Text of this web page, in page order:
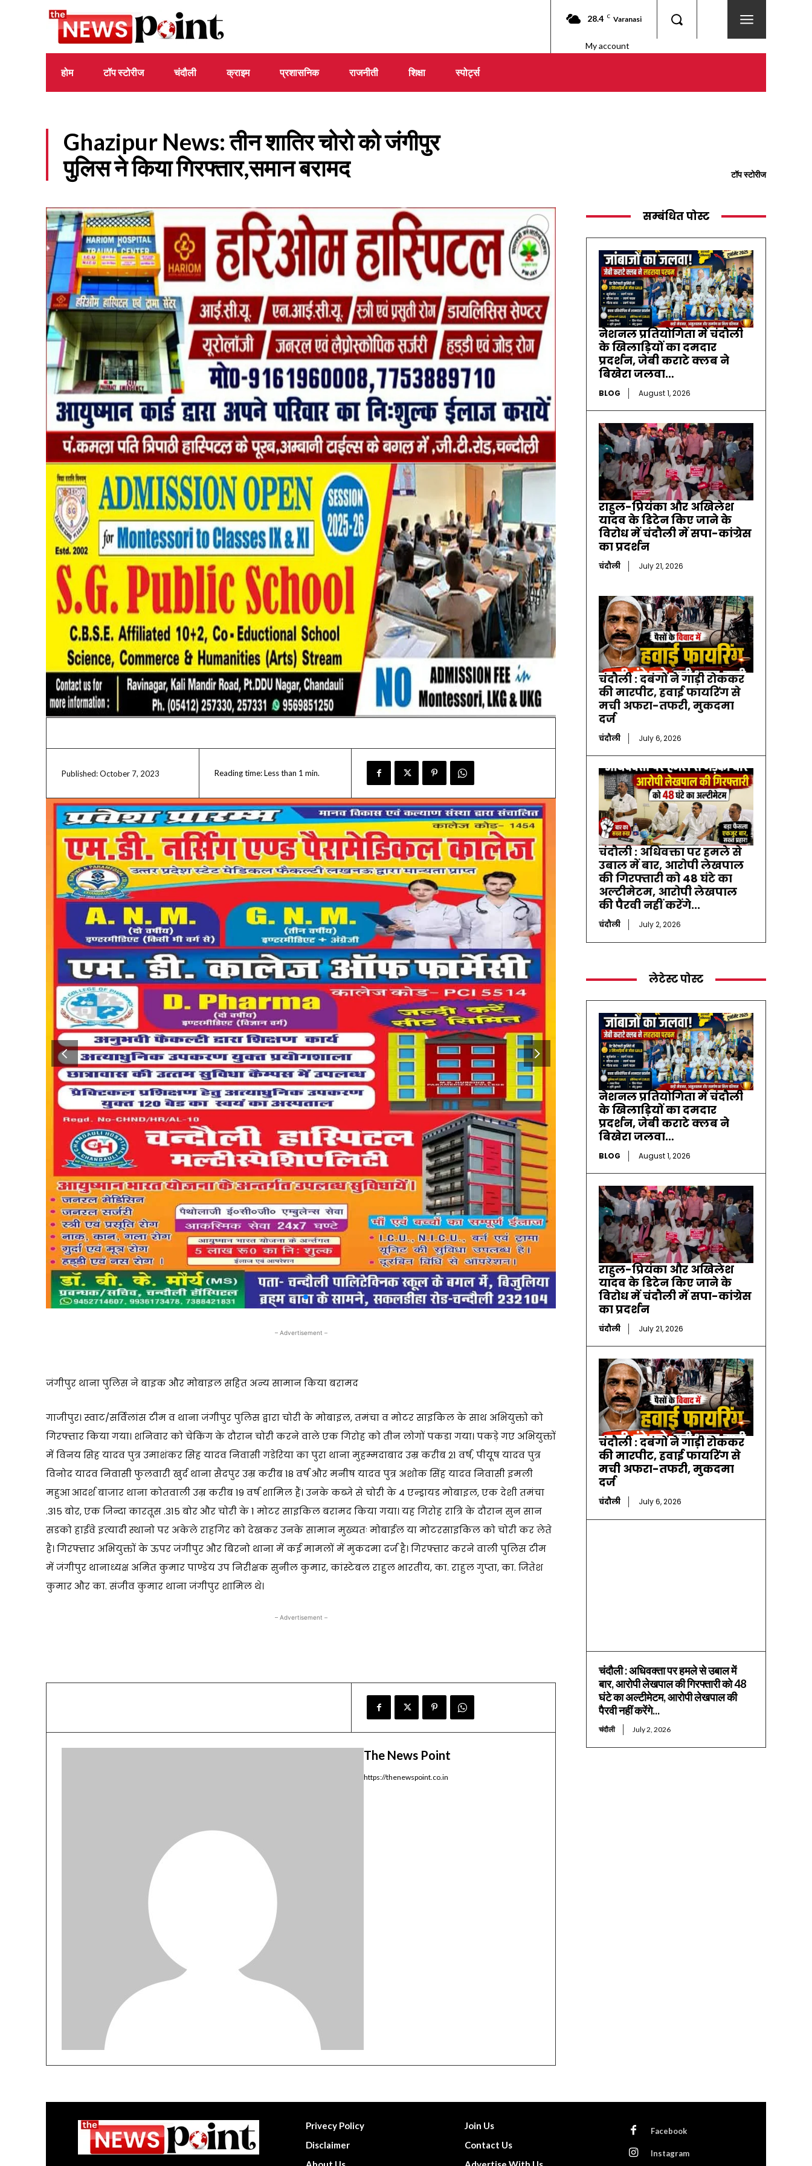
28.4 C Varanasi
My account
होम टॉप स्टोरीज चंदौली क्राइम प्रशासनिक राजनीती शिक्षा स्पोर्ट्स
Ghazipur News: तीन शातिर चोरो को जंगीपुर
पुलिस ने किया गिरफ्तार,समान बरामद
टॉप स्टोरीज
Published:October 7, 2023 Reading time:Less than 1 min.
– Advertisement –
जंगीपुर थाना पुलिस ने बाइक और मोबाइल सहित अन्य सामान किया बरामद
गाजीपुर। स्वाट/सर्विलांस टीम व थाना जंगीपुर पुलिस द्वारा चोरी के मोबाइल, तमंचा व मोटर साइकिल के साथ अभियुक्तो को
गिरफ्तार किया गया। शनिवार को चेकिंग के दौरान चोरी करने वाले एक गिरोह को तीन लोगों पकडा गया। पकड़े गए अभियुक्तों
में विनय सिह यादव पुत्र उमाशंकर सिह यादव निवासी गडेरिया का पुरा थाना मुहम्मदाबाद उम्र करीब 21 वर्ष, पीय़ूष यादव पुत्र
विनोद यादव निवासी फुलवारी खुर्द थाना सैदपुर उम्र करीब 18 वर्ष और मनीष यादव पुत्र अशोक सिंह यादव निवासी इमली
महुआ आदर्श बाजार थाना कोतवाली उम्र करीब 19 वर्ष शामिल हैं। उनके कब्जे से चोरी के 4 एन्ड्रायड मोबाइल, एक देशी तमंचा
.315 बोर, एक जिन्दा कारतूस .315 बोर और चोरी के 1 मोटर साइकिल बरामद किया गया। यह गिरोह रात्रि के दौरान सुन सान
सडको हाईवे इत्यादी स्थानो पर अकेले राहगिर को देखकर उनके सामान मुख्यतः मोबाईल या मोटरसाइकिल को चोरी कर लेते
है। गिरफ्तार अभियुक्तों के ऊपर जंगीपुर और बिरनो थाना में कई मामलों में मुकदमा दर्ज है। गिरफ्तार करने वाली पुलिस टीम
में जंगीपुर थानाध्यक्ष अमित कुमार पाण्डेय उप निरीक्षक सुनील कुमार, कांस्टेबल राहुल भारतीय, का. राहुल गुप्ता, का. जितेश
कुमार और का. संजीव कुमार थाना जंगीपुर शामिल थे।
– Advertisement –
The News Point
https://thenewspoint.co.in
सम्बंधित पोस्ट
नेशनल प्रतियोगिता में चंदौली
के खिलाड़ियों का दमदार
प्रदर्शन, जेबी कराटे क्लब ने
बिखेरा जलवा…
BLOG August 1, 2026
राहुल-प्रियंका और अखिलेश
यादव के डिटेन किए जाने के
विरोध में चंदौली में सपा-कांग्रेस
का प्रदर्शन
चंदौली July 21, 2026
चंदौली : दबंगों ने गाड़ी रोककर
की मारपीट, हवाई फायरिंग से
मची अफरा-तफरी, मुकदमा
दर्ज
चंदौली July 6, 2026
चंदौली : अधिवक्ता पर हमले से
उबाल में बार, आरोपी लेखपाल
की गिरफ्तारी को 48 घंटे का
अल्टीमेटम, आरोपी लेखपाल
की पैरवी नहीं करेंगे...
चंदौली July 2, 2026
लेटेस्ट पोस्ट
नेशनल प्रतियोगिता में चंदौली
के खिलाड़ियों का दमदार
प्रदर्शन, जेबी कराटे क्लब ने
बिखेरा जलवा…
BLOG August 1, 2026
राहुल-प्रियंका और अखिलेश
यादव के डिटेन किए जाने के
विरोध में चंदौली में सपा-कांग्रेस
का प्रदर्शन
चंदौली July 21, 2026
चंदौली : दबंगों ने गाड़ी रोककर
की मारपीट, हवाई फायरिंग से
मची अफरा-तफरी, मुकदमा
दर्ज
चंदौली July 6, 2026
चंदौली : अधिवक्ता पर हमले से उबाल में
बार, आरोपी लेखपाल की गिरफ्तारी को 48
घंटे का अल्टीमेटम, आरोपी लेखपाल की
पैरवी नहीं करेंगे...
चंदौली July 2, 2026
Privecy Policy
Disclaimer
Join Us
Contact Us
Facebook
Instagram